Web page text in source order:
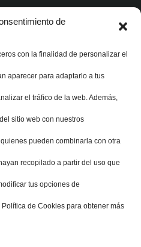
de
con la finalidad de personalizar el
aparecer para adaptarlo a tus
el tráfico de la web. Además,
sitio web con nuestros
pueden combinarla con otra
recopilado a partir del uso que
tus opciones de
de Cookies para obtener más
novedades
Política de Cookies